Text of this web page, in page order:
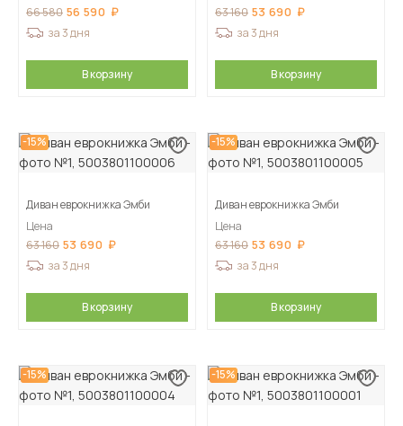
66 580 56 590
за 3 дня
В корзину
63 160 53 690
за 3 дня
В корзину
-15%
Диван еврокнижка Эмби
Цена
63 160 53 690
за 3 дня
В корзину
-15%
Диван еврокнижка Эмби
Цена
63 160 53 690
за 3 дня
В корзину
-15% -15%